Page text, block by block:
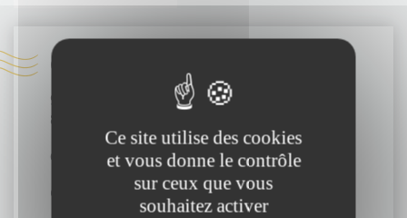
Coordonnées :
90 Rue Principale
85000 Mouilleron-le-Captif
02 51 38 08 03
contact@garage-arnaud.fr
Ce site utilise des cookies
et vous donne le contrôle
sur ceux que vous
souhaitez activer